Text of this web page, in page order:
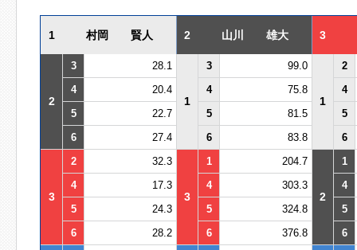
1 村岡 賢人 2 山川 雄大 3
2
3 28.1
1
3 99.0
1
2
4
20.4 4 75.8
4
5
22.7 5 81.5
5
6
27.4 6 83.8 6
3
2 32.3
3
1 204.7
2
1
4
17.3 4 303.3
4
5
24.3 5 324.8
5
6
28.2 6 376.8 6